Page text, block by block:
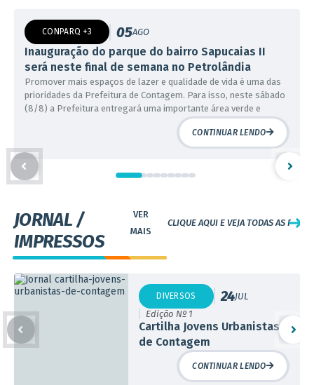
Inauguração do parque do bairro Sapucaias II
será neste final de semana no Petrolândia
05AGO
CONPARQ +3
Promover mais espaços de lazer e qualidade de vida é uma das
prioridades da Prefeitura de Contagem. Para isso, neste sábado
(8/8) a Prefeitura entregará uma importante área verde e
espaço de preservação natural da região Petrolândia: o parque
do bairro Sapucaias ll, localizado na rua Cristal, 200. O evento
será a partir das 8h, com uma programação...
CONTINUAR LENDO
Reforço Escolar começa na segunda (10/8)
com oportunidades para até 5,8 mil
estudantes
07AGO
EDUCAÇÃO
JORNAL /
IMPRESSOS
CLIQUE AQUI E VEJA TODAS AS
Edição Nº 1
Cartilha Jovens Urbanistas
de Contagem
24JUL
DIVERSOS
CONTINUAR LENDO